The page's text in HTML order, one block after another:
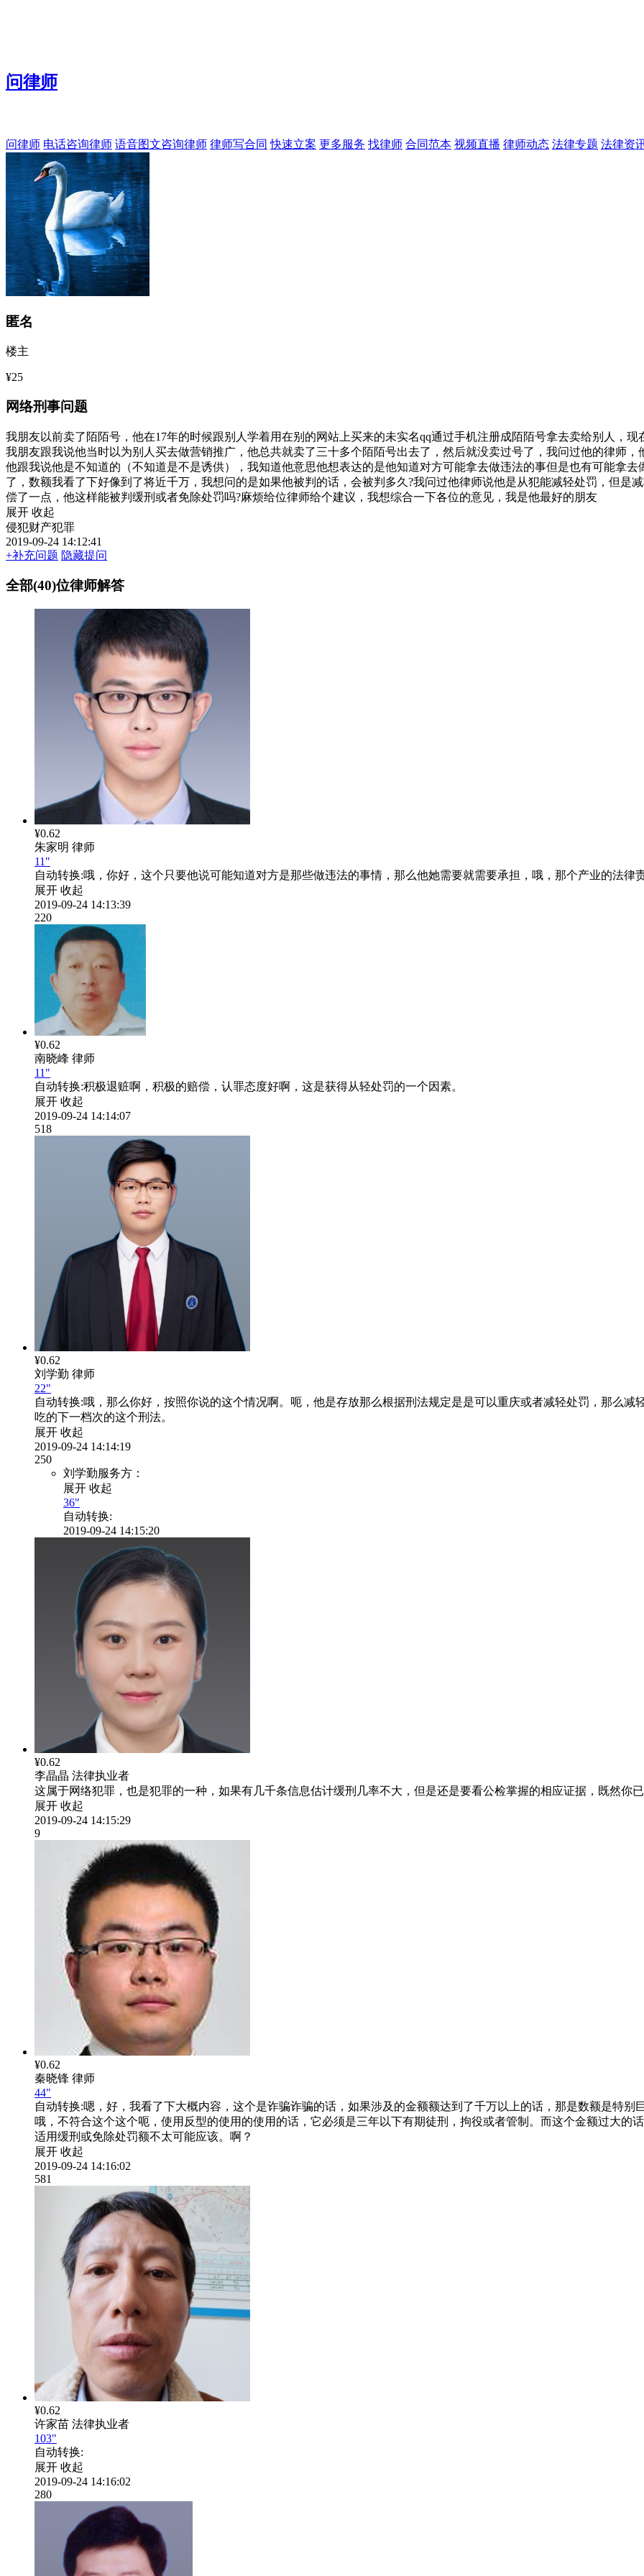
问律师
问律师 电话咨询律师 语音图文咨询律师 律师写合同 快速立案 更多服务 找律师 合同范本 视频直播 律师动态 法律专题 法律资
匿名
楼主
¥25
网络刑事问题
我朋友以前卖了陌陌号，他在17年的时候跟别人学着用在别的网站上买来的未实名qq通过手机注册成陌陌号拿去卖给别人，
我朋友跟我说他当时以为别人买去做营销推广，他总共就卖了三十多个陌陌号出去了，然后就没卖过号了，我问过他的律师
他跟我说他是不知道的（不知道是不是诱供），我知道他意思他想表达的是他知道对方可能拿去做违法的事但是也有可能拿
了，数额我看了下好像到了将近千万，我想问的是如果他被判的话，会被判多久?我问过他律师说他是从犯能减轻处罚，但是
偿了一点，他这样能被判缓刑或者免除处罚吗?麻烦给位律师给个建议，我想综合一下各位的意见，我是他最好的朋友
展开 收起
侵犯财产犯罪
2019-09-24 14:12:41
+补充问题 隐藏提问
全部(40)位律师解答
¥0.62
朱家明 律师
11"
自动转换:哦，你好，这个只要他说可能知道对方是那些做违法的事情，那么他她需要就需要承担，哦，那个产业的法律
展开 收起
2019-09-24 14:13:39
220
¥0.62
南晓峰 律师
11"
自动转换:积极退赃啊，积极的赔偿，认罪态度好啊，这是获得从轻处罚的一个因素。
展开 收起
2019-09-24 14:14:07
518
¥0.62
刘学勤 律师
22"
自动转换:哦，那么你好，按照你说的这个情况啊。呃，他是存放那么根据刑法规定是是可以重庆或者减轻处罚，那么
吃的下一档次的这个刑法。
展开 收起
2019-09-24 14:14:19
250
刘学勤服务方：
展开 收起
36"
自动转换:
2019-09-24 14:15:20
¥0.62
李晶晶 法律执业者
这属于网络犯罪，也是犯罪的一种，如果有几千条信息估计缓刑几率不大，但是还是要看公检掌握的相应证据，既然你
展开 收起
2019-09-24 14:15:29
9
¥0.62
秦晓锋 律师
44"
自动转换:嗯，好，我看了下大概内容，这个是诈骗诈骗的话，如果涉及的金额额达到了千万以上的话，那是数额是特
哦，不符合这个这个呃，使用反型的使用的使用的话，它必须是三年以下有期徒刑，拘役或者管制。而这个金额过大的
适用缓刑或免除处罚额不太可能应该。啊？
展开 收起
2019-09-24 14:16:02
581
¥0.62
许家苗 法律执业者
103"
自动转换:
展开 收起
2019-09-24 14:16:02
280